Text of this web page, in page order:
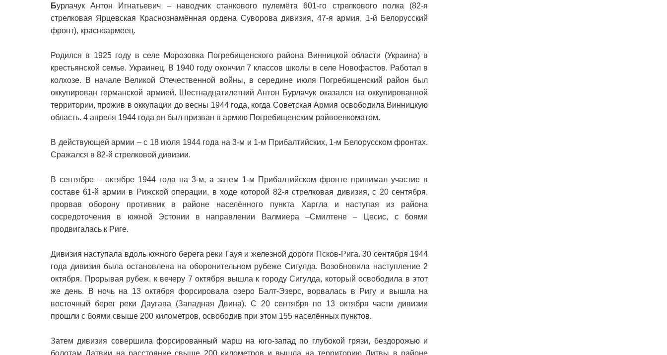
Бурлачук Антон Игнатьевич – наводчик станкового пулемёта 601-го стрелкового полка (82-я
стрелковая Ярцевская Краснознамённая ордена Суворова дивизия, 47-я армия, 1-й Белорусский
фронт), красноармеец.
Родился в 1925 году в селе Морозовка Погребищенского района Винницкой области (Украина) в
крестьянской семье. Украинец. В 1940 году окончил 7 классов школы в селе Новофастов. Работал в
колхозе. В начале Великой Отечественной войны, в середине июля Погребищенский район был
оккупирован германской армией. Шестнадцатилетний Антон Бурлачук оказался на оккупированной
территории, прожив в оккупации до весны 1944 года, когда Советская Армия освободила Винницкую
область. 4 апреля 1944 года он был призван в армию Погребищенским райвоенкоматом.
В действующей армии – с 18 июля 1944 года на 3-м и 1-м Прибалтийских, 1-м Белорусском фронтах.
Сражался в 82-й стрелковой дивизии.
В сентябре – октябре 1944 года на 3-м, а затем 1-м Прибалтийском фронте принимал участие в
составе 61-й армии в Рижской операции, в ходе которой 82-я стрелковая дивизия, с 20 сентября,
прорвав оборону противник в районе населённого пункта Харгла и наступая из района
сосредоточения в южной Эстонии в направлении Валмиера –Смилтене – Цесис, с боями
продвигалась к Риге.
Дивизия наступала вдоль южного берега реки Гауя и железной дороги Псков-Рига. 30 сентября 1944
года дивизия была остановлена на оборонительном рубеже Сигулда. Возобновила наступление 2
октября. Прорывая рубеж, к вечеру 7 октября вышла к городу Сигулда, который освободила в этот
же день. В ночь на 13 октября форсировала озеро Балт-Эзерс, ворвалась в Ригу и вышла на
восточный берег реки Даугава (Западная Двина). С 20 сентября по 13 октября части дивизии
прошли с боями свыше 200 километров, освободив при этом 155 населённых пунктов.
Затем дивизия совершила форсированный марш на юго-запад по глубокой грязи, бездорожью и